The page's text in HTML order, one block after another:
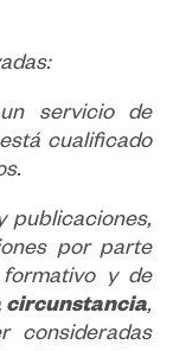
un servicio de
cualificado
publicaciones,
por parte
y de
circunstancia,
consideradas